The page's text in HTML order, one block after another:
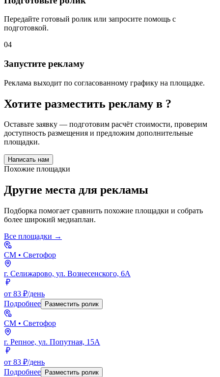
Передайте готовый ролик или запросите помощь с
подготовкой.
04
Запустите рекламу
Реклама выходит по согласованному графику на площадке.
Хотите разместить рекламу в ?
Оставьте заявку — подготовим расчёт стоимости, проверим
доступность размещения и предложим дополнительные
площадки.
Написать нам
Похожие площадки
Другие места для рекламы
Подборка помогает сравнить похожие площадки и собрать
более широкий медиаплан.
Все площадки →
СМ • Светофор
г. Селижарово, ул. Вознесенского, 6А
от 83 ₽/день
Подробнее
Разместить ролик
СМ • Светофор
г. Репное, ул. Попутная, 15А
от 83 ₽/день
Подробнее
Разместить ролик